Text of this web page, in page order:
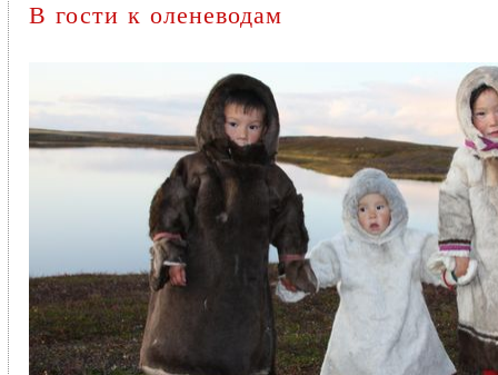
В гости к оленеводам